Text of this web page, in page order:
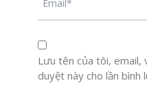
Lưu tên của tôi,
duyệt này cho lần bình